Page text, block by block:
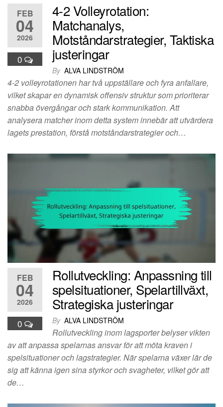
FEB
04
2026
0
4-2 Volleyrotation:
Matchanalys,
Motståndarstrategier, Taktiska
justeringar
By ALVA LINDSTRÖM
4-2 volleyrotationen har två uppställare och fyra anfallare,
vilket skapar en dynamisk offensiv struktur som prioriterar
snabba övergångar och stark kommunikation. Att
analysera matcher inom detta system innebär att utvärdera
lagets prestation, förstå motståndarstrategier och…
FEB
04
2026
0
Rollutveckling: Anpassning till
spelsituationer, Spelartillväxt,
Strategiska justeringar
By ALVA LINDSTRÖM
Rollutveckling inom lagsporter belyser vikten
av att anpassa spelarnas ansvar för att möta kraven i
spelsituationer och lagstrategier. När spelarna växer lär de
sig att känna igen sina styrkor och svagheter, vilket gör att
de…